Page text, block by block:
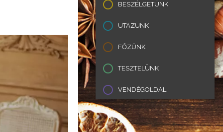
BESZÉLGETÜNK
UTAZUNK
FŐZÜNK
TESZTELÜNK
VENDÉGOLDAL